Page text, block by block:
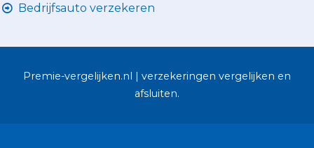
Bedrijfsauto verzekeren
Premie-vergelijken.nl | verzekeringen vergelijken en
afsluiten.